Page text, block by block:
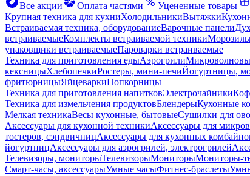
Все акции
Оплата частями Уцененные товары
Крупная техника для кухниХолодильникиВытяжки
Встраиваемая техника, оборудованиеВарочные панели
встраиваемыеКомплекты встраиваемой техники
упаковщики встраиваемыеПароварки встраиваемые
Техника для приготовления едыАэрогрили
кексницыХлебопечкиРостеры, мини-печиЙогуртницы,
фритюрницыЯйцеваркиПопкорницы
Техника для приготовления напитковЭлектрочайники
Техника для измельчения продуктовБлендерыКухонные
Мелкая техникаВесы кухонные, бытовыеСушилки для
Аксессуары для кухонной техникиАксессуары для
тостеров, сэндвичницАксессуары для кухонных
йогуртницАксессуары для аэрогрилей, электрогрилей
Телевизоры, мониторыТелевизорыМониторыМониторы-
Смарт-часы, аксессуарыУмные часыФитнес-браслеты